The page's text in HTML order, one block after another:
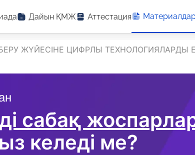
Дайын ҚМЖ Аттестация
сабақ
келеді ме?
БЕРУ ЖҮЙЕСІНЕ ЦИФРЛЫ ТЕХНОЛОГИЯЛАРДЫ